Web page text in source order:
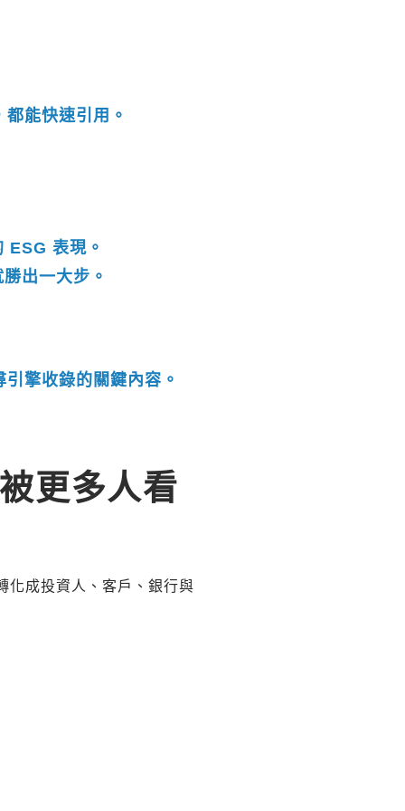
能快速引用。
ESG 表現。
出一大步。
擎收錄的關鍵內容。
更多人看
化成投資人、客戶、銀行與